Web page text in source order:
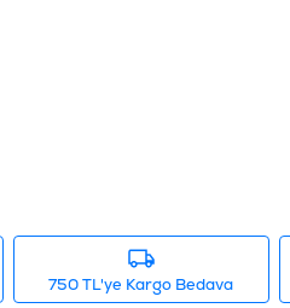
750 TL'ye Kargo Bedava